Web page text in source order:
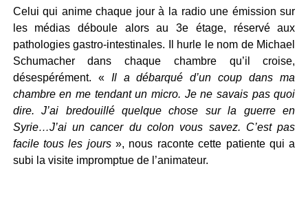
Celui qui anime chaque jour à la radio une émission sur
les médias déboule alors au 3e étage, réservé aux
pathologies gastro-intestinales. Il hurle le nom de Michael
Schumacher dans chaque chambre qu’il croise,
désespérément. «Il a débarqué d’un coup dans ma
chambre en me tendant un micro. Je ne savais pas quoi
dire. J’ai bredouillé quelque chose sur la guerre en
Syrie…J’ai un cancer du colon vous savez. C’est pas
facile tous les jours», nous raconte cette patiente qui a
subi la visite impromptue de l’animateur.